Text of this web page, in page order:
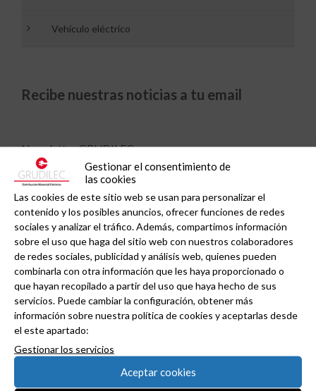
Gestionar el consentimiento de
las cookies
Las cookies de este sitio web se usan para personalizar el
contenido y los posibles anuncios, ofrecer funciones de redes
sociales y analizar el tráfico. Además, compartimos información
sobre el uso que haga del sitio web con nuestros colaboradores
de redes sociales, publicidad y análisis web, quienes pueden
combinarla con otra información que les haya proporcionado o
que hayan recopilado a partir del uso que haya hecho de sus
servicios. Puede cambiar la configuración, obtener más
información sobre nuestra política de cookies y aceptarlas desde
el este apartado:
Gestionar los servicios
Aceptar cookies
Vehículo eléctrico
Recibe nuestras noticias a tu email
Newsletter GRUDILEC:
Tweets de grudilec
Haz clic en «Estoy de acuerdo» para activar
Twitter
Normativa de cookies